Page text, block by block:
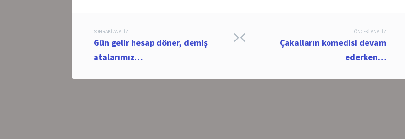
Post
navigation
ÖNCEKI ANALIZ
Çakalların komedisi devam
ederken…
SONRAKI ANALIZ
Gün gelir hesap döner, demiş
atalarımız…